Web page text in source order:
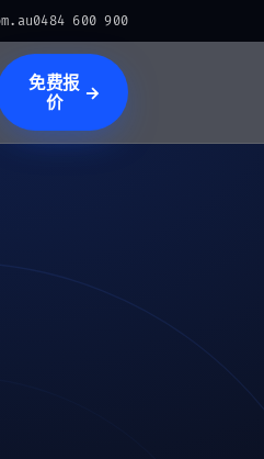
0484 600 900
免费报
价
→